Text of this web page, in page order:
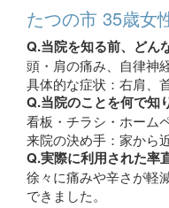
たつの市 35歳女
Q.当院を知る前、どん
頭・肩の痛み、自律神
具体的な症状：右肩、
Q.当院のことを何で知
看板・チラシ・ホーム
来院の決め手：家から
Q.実際に利用された率
徐々に痛みや辛さが軽
できました。